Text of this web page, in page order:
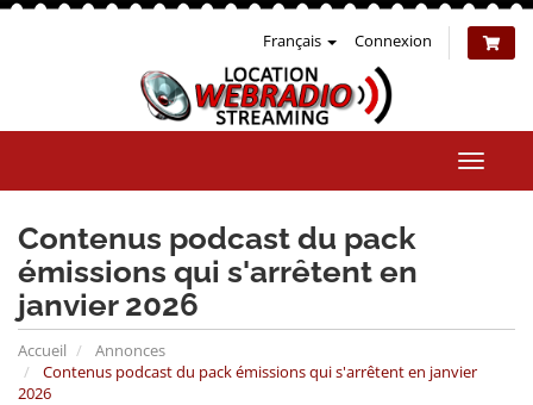
Français Connexion
la
Contenus podcast du pack
émissions qui s'arrêtent en
janvier 2026
Accueil
Annonces
Contenus podcast du pack émissions qui s'arrêtent en janvier
2026